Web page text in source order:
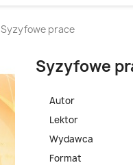
Syzyfowe prace
Syzyfowe
Autor
Lektor
Wydawca
Format